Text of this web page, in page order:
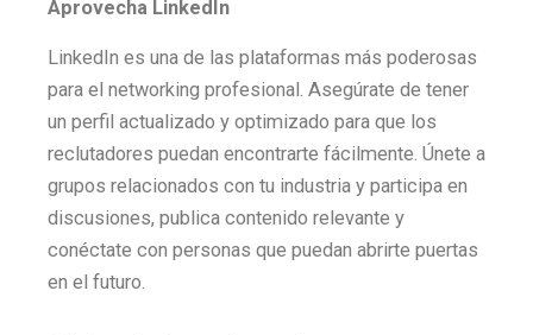
Aprovecha LinkedIn
LinkedIn es una de las plataformas más poderosas
para el networking profesional. Asegúrate de tener
un perfil actualizado y optimizado para que los
reclutadores puedan encontrarte fácilmente. Únete a
grupos relacionados con tu industria y participa en
discusiones, publica contenido relevante y
conéctate con personas que puedan abrirte puertas
en el futuro.